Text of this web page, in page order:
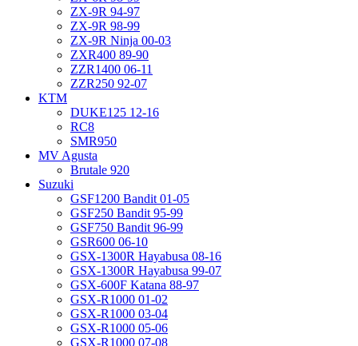
ZX-9R 94-97
ZX-9R 98-99
ZX-9R Ninja 00-03
ZXR400 89-90
ZZR1400 06-11
ZZR250 92-07
KTM
DUKE125 12-16
RC8
SMR950
MV Agusta
Brutale 920
Suzuki
GSF1200 Bandit 01-05
GSF250 Bandit 95-99
GSF750 Bandit 96-99
GSR600 06-10
GSX-1300R Hayabusa 08-16
GSX-1300R Hayabusa 99-07
GSX-600F Katana 88-97
GSX-R1000 01-02
GSX-R1000 03-04
GSX-R1000 05-06
GSX-R1000 07-08